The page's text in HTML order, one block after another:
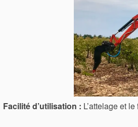
Facilité d’utilisation : L’attelage et